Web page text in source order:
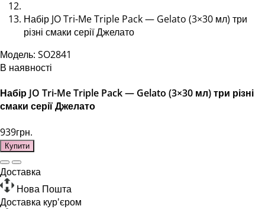
Набір JO Tri-Me Triple Pack — Gelato (3×30 мл) три
різні смаки серії Джелато
Модель: SO2841
В наявності
Набір JO Tri-Me Triple Pack — Gelato (3×30 мл) три різні
смаки серії Джелато
939грн.
Купити
Доставка
Нова Пошта
Доставка кур'єром